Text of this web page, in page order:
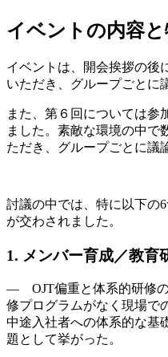
イベントの内容
イベントは、開会挨拶の後
いただき、グループごとに
また、第６回については参
ました。素敵な環境の中で
ただき、グループごとに議
討議の中では、特に以下の
が交わされました。
1. メンバー育成／教育
― OJT偏重と体系的研修
修プログラムがなく現場で
中途入社者への体系的な基
題として挙がった。